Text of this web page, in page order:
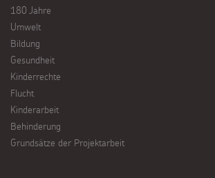
180 Jahre
Umwelt
Bildung
Gesundheit
Kinderrechte
Flucht
Kinderarbeit
Behinderung
Grundsätze der Projektarbeit